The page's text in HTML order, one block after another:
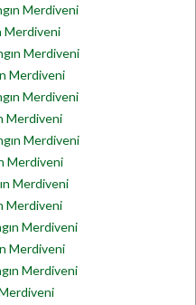
Merdiveni
Merdiveni
Merdiveni
Merdiveni
Merdiveni
Merdiveni
Merdiveni
Merdiveni
Merdiveni
Merdiveni
Merdiveni
Merdiveni
Merdiveni